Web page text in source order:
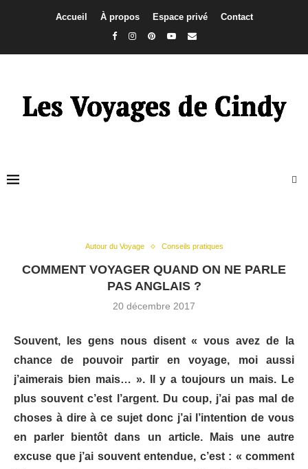
Accueil À propos Espace privé Contact
Autour du Voyage Conseils pratiques
COMMENT VOYAGER QUAND ON NE PARLE
PAS ANGLAIS ?
20 décembre 2017
Souvent, les gens nous disent « vous avez de la
chance de pouvoir partir en voyage, moi aussi
j’aimerais bien mais… ». Il y a toujours un mais. Le
plus souvent c’est l’argent. Du coup, j’ai pas mal de
choses à dire à ce sujet donc j’ai l’intention de vous
en parler bientôt dans un article. Mais une autre
excuse que j’ai souvent entendue, c’est : « comment